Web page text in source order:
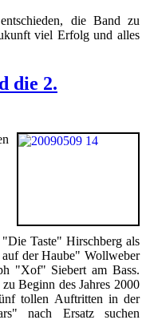
die Band zu
viel Erfolg und alles
die 2.
Taste" Hirschberg als
der Haube" Wollweber
"Xof" Siebert am Bass.
Beginn des Jahres 2000
tollen Auftritten in der
nach Ersatz suchen